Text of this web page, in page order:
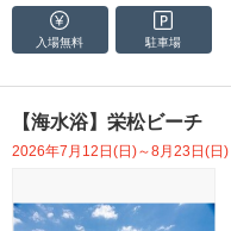
入場無料 駐車場
【海水浴】栄松ビーチ
2026年7月12日(日)～8月23日(日)